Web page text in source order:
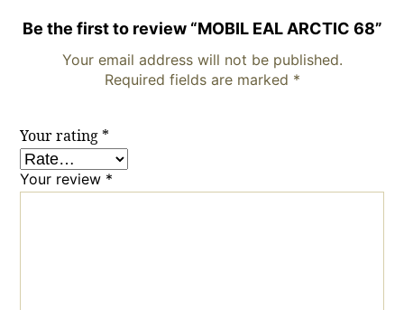
Be the first to review “MOBIL EAL ARCTIC 68”
Your email address will not be published.
Required fields are marked *
Your rating *
Your review *